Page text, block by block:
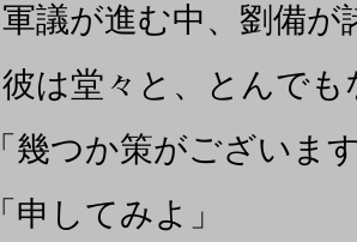
軍議が進む中、劉備が
彼は堂々と、とんで
「幾つか策がございま
「申してみよ」